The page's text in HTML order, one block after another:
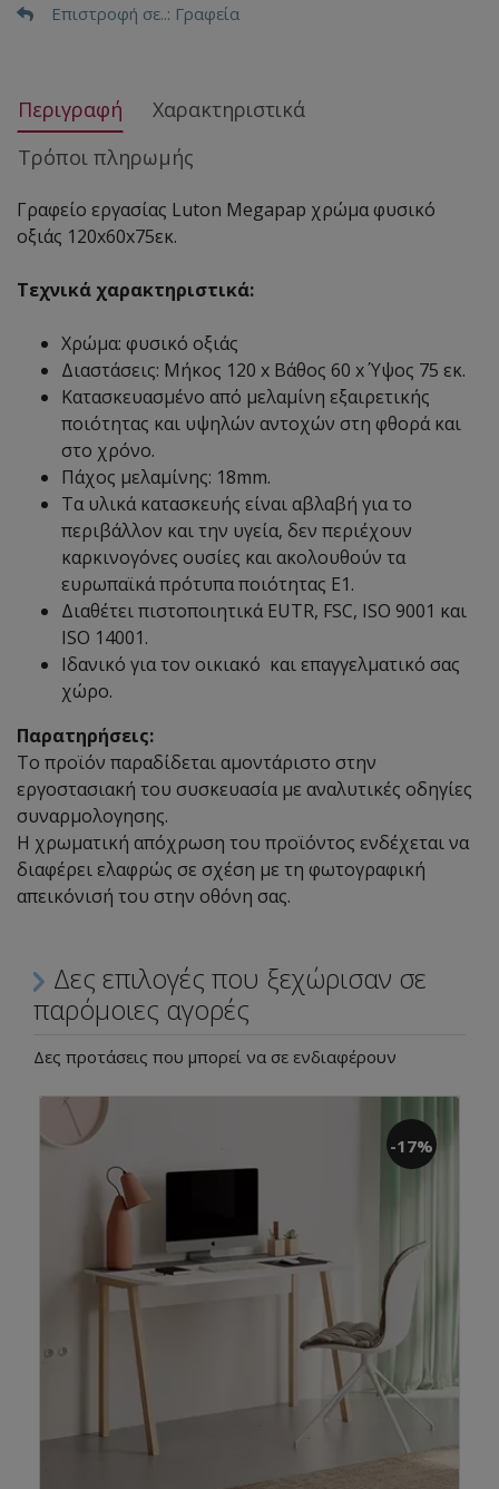
Επιστροφή σε..: Γραφεία
Περιγραφή
Χαρακτηριστικά
Τρόποι πληρωμής
Γραφείο εργασίας Luton Megapap χρώμα φυσικό
οξιάς 120x60x75εκ.
Τεχνικά χαρακτηριστικά:
Χρώμα: φυσικό οξιάς
Διαστάσεις: Μήκος 120 x Βάθος 60 x Ύψος 75 εκ.
Κατασκευασμένο από μελαμίνη εξαιρετικής
ποιότητας και υψηλών αντοχών στη φθορά και
στο χρόνο.
Πάχος μελαμίνης: 18mm.
Τα υλικά κατασκευής είναι αβλαβή για το
περιβάλλον και την υγεία, δεν περιέχουν
καρκινογόνες ουσίες και ακολουθούν τα
ευρωπαϊκά πρότυπα ποιότητας Ε1.
Διαθέτει πιστοποιητικά EUTR, FSC, ISO 9001 και
ISO 14001.
Ιδανικό για τον οικιακό και επαγγελματικό σας
χώρο.
Παρατηρήσεις:
Το προϊόν παραδίδεται αμοντάριστο στην
εργοστασιακή του συσκευασία με αναλυτικές οδηγίες
συναρμολογησης.
Η χρωματική απόχρωση του προϊόντος ενδέχεται να
διαφέρει ελαφρώς σε σχέση με τη φωτογραφική
απεικόνισή του στην οθόνη σας.
Δες επιλογές που ξεχώρισαν σε
παρόμοιες αγορές
Δες προτάσεις που μπορεί να σε ενδιαφέρουν
-17%